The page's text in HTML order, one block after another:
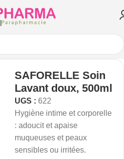
SAFORELLE Soin
Lavant doux, 500ml
UGS : 622
Hygiène intime et corporelle
: adoucit et apaise
muqueuses et peaux
sensibles ou irritées.